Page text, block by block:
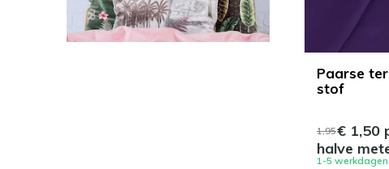
Paarse
stof
1,95€ 1,50
halve
1-5 werkdagen